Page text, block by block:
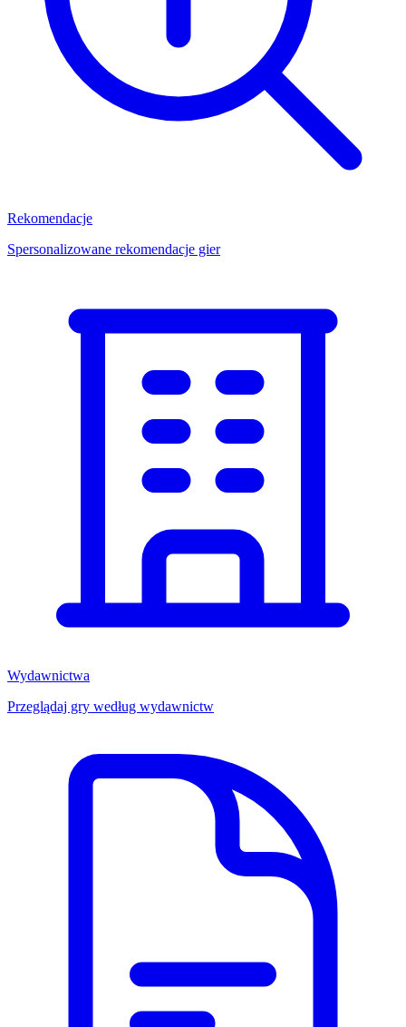
Rekomendacje
Spersonalizowane rekomendacje gier
Wydawnictwa
Przeglądaj gry według wydawnictw